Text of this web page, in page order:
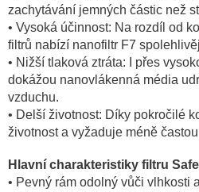
zachytávání jemných částic než
• Vysoká účinnost: Na rozdíl od
filtrů nabízí nanofiltr F7
• Nižší tlaková ztráta: I přes
dokážou nanovlákenná média
vzduchu.
• Delší životnost: Díky pokročilé
životnost a vyžaduje méně
Hlavní charakteristiky filtru
• Pevný rám odolný vůči vlhkosti